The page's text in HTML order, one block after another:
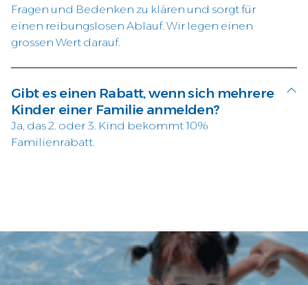
Fragen und Bedenken zu klären und sorgt für
einen reibungslosen Ablauf. Wir legen einen
grossen Wert darauf.
Gibt es einen Rabatt, wenn sich mehrere
Kinder einer Familie anmelden?
Ja, das 2. oder 3. Kind bekommt 10%
Familienrabatt.